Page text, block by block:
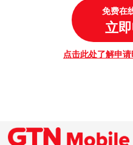
免费在
立
点击此处了解申